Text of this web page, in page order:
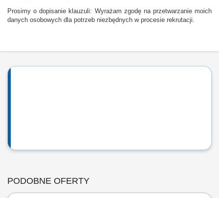
Prosimy o dopisanie klauzuli: Wyrażam zgodę na przetwarzanie moich
danych osobowych dla potrzeb niezbędnych w procesie rekrutacji.
PODOBNE OFERTY